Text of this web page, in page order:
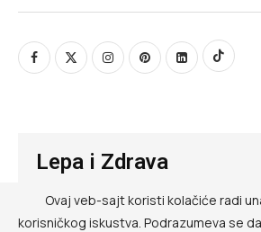
Lepa i Zdrava
@ RED MEDIA GROUP 2026
Ovaj veb-sajt koristi kolačiće radi
korisničkog iskustva. Podrazumeva se